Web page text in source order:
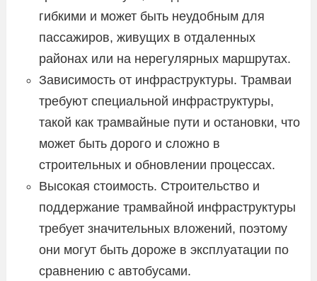
гибкими и может быть неудобным для
пассажиров, живущих в отдаленных
районах или на нерегулярных маршрутах.
Зависимость от инфраструктуры. Трамваи
требуют специальной инфраструктуры,
такой как трамвайные пути и остановки, что
может быть дорого и сложно в
строительных и обновлении процессах.
Высокая стоимость. Строительство и
поддержание трамвайной инфраструктуры
требует значительных вложений, поэтому
они могут быть дороже в эксплуатации по
сравнению с автобусами.